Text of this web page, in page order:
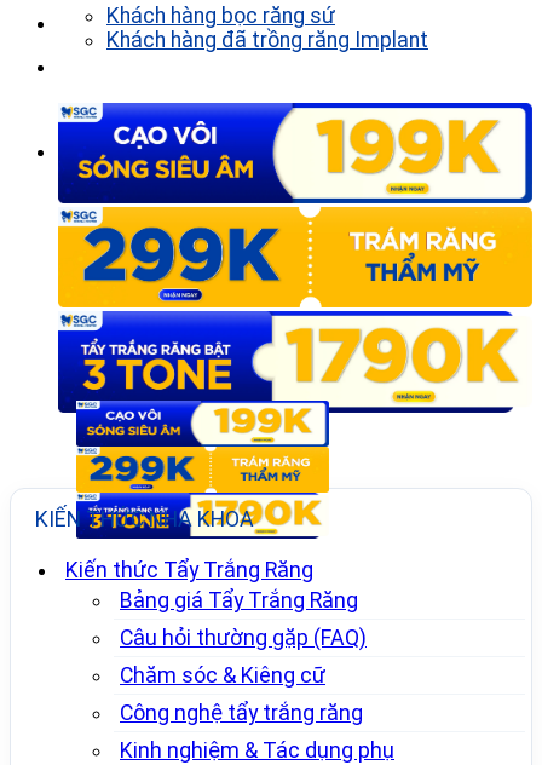
Khách hàng bọc răng sứ
Khách hàng đã trồng răng Implant
KIẾN THỨC NHA KHOA
Kiến thức Tẩy Trắng Răng
Bảng giá Tẩy Trắng Răng
Câu hỏi thường gặp (FAQ)
Chăm sóc & Kiêng cữ
Công nghệ tẩy trắng răng
Kinh nghiệm & Tác dụng phụ